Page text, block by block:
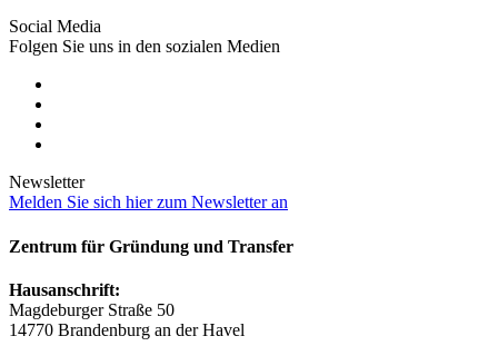
Social Media
Folgen Sie uns in den sozialen Medien
Newsletter
Melden Sie sich hier zum Newsletter an
Zentrum für Gründung und Transfer
Hausanschrift:
Magdeburger Straße 50
14770 Brandenburg an der Havel